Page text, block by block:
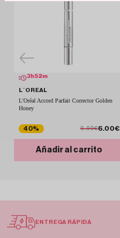
3 h52m
L´OREAL
L'Oréal Accord Parfait Corrector Golden
Honey
40% 9.99€6.00€
Añadir al carrito
ENTREGA RÁPIDA